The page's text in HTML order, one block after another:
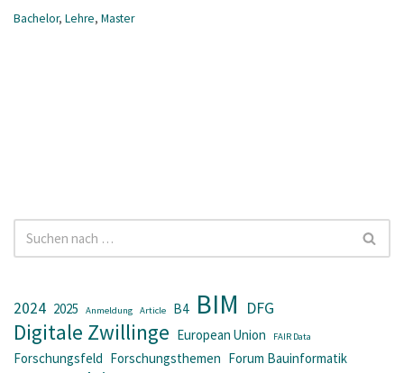
Bachelor, Lehre, Master
2024 2025 Anmeldung Article B4 BIM DFG
Digitale Zwillinge European Union FAIR Data
Forschungsfeld Forschungsthemen Forum Bauinformatik